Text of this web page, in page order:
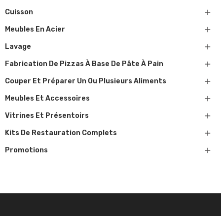
Cuisson 
Meubles En Acier 
Lavage 
Fabrication De Pizzas À Base De Pâte À Pain 
Couper Et Préparer Un Ou Plusieurs Aliments 
Meubles Et Accessoires 
Vitrines Et Présentoirs 
Kits De Restauration Complets 
Promotions 